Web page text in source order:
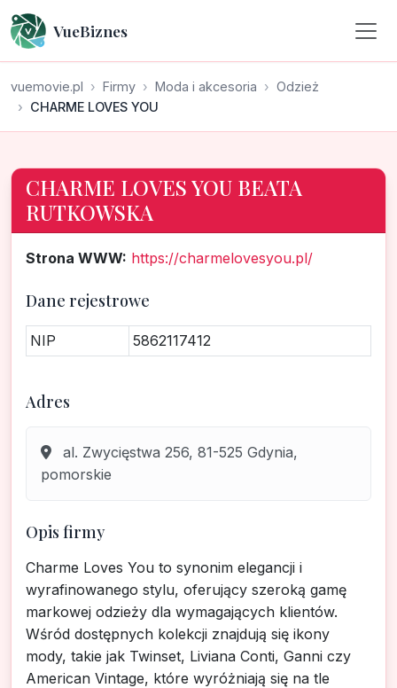
VueBiznes
vuemovie.pl Firmy Moda i akcesoria
Odzież
CHARME LOVES YOU
CHARME LOVES YOU BEATA
RUTKOWSKA
Strona WWW: https://charmelovesyou.pl/
Dane rejestrowe
NIP 5862117412
Adres
al. Zwycięstwa 256, 81-525 Gdynia,
pomorskie
Opis firmy
Charme Loves You to synonim elegancji i
wyrafinowanego stylu, oferujący szeroką gamę
markowej odzieży dla wymagających klientów.
Wśród dostępnych kolekcji znajdują się ikony
mody, takie jak Twinset, Liviana Conti, Ganni czy
American Vintage, które wyróżniają się na tle